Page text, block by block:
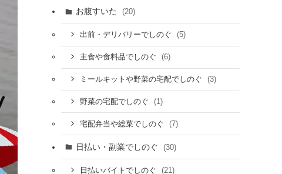
お腹すいた (20)
出前・デリバリーでしのぐ (5)
主食や食料品でしのぐ (6)
ミールキットや野菜の宅配でしのぐ (3)
野菜の宅配でしのぐ (1)
宅配弁当や総菜でしのぐ (7)
日払い・副業でしのぐ (30)
日払いバイトでしのぐ (21)